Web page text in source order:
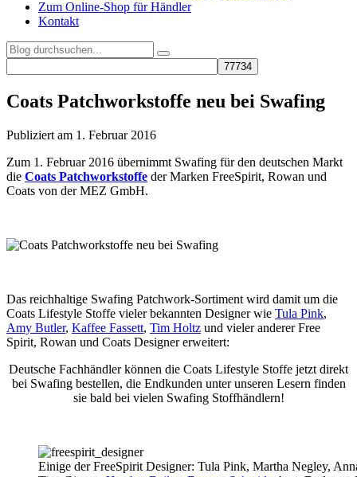
Zum Online-Shop für Händler
Kontakt
Coats Patchworkstoffe neu bei Swafing
Publiziert am 1. Februar 2016
Zum 1. Februar 2016 übernimmt Swafing für den deutschen Markt
die Coats Patchworkstoffe der Marken FreeSpirit, Rowan und
Coats von der MEZ GmbH.
Das reichhaltige Swafing Patchwork-Sortiment wird damit um die
Coats Lifestyle Stoffe vieler bekannten Designer wie Tula Pink,
Amy Butler, Kaffee Fassett, Tim Holtz und vieler anderer Free
Spirit, Rowan und Coats Designer erweitert:
Deutsche Fachhändler können die Coats Lifestyle Stoffe jetzt direkt
bei Swafing bestellen, die Endkunden unter unseren Lesern finden
sie bald bei vielen Swafing Stoffhändlern!
Einige der FreeSpirit Designer: Tula Pink, Martha Negley,